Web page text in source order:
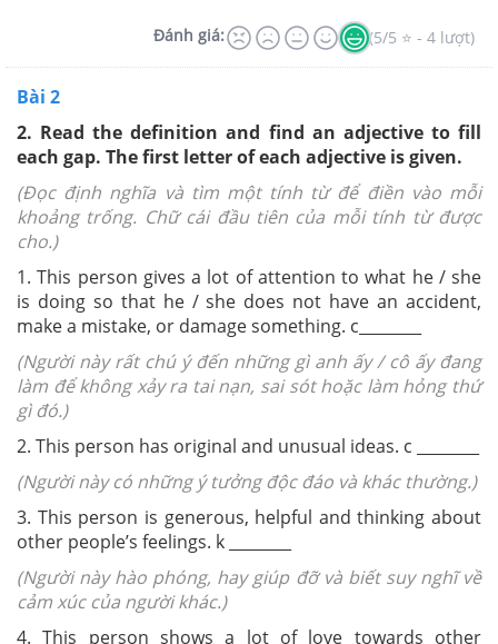
Đánh giá: (5/5 ⭐ - 4 lượt)
Bài 2
2. Read the definition and find an adjective to fill
each gap. The first letter of each adjective is given.
(Đọc định nghĩa và tìm một tính từ để điền vào mỗi
khoảng trống. Chữ cái đầu tiên của mỗi tính từ được
cho.)
1. This person gives a lot of attention to what he / she
is doing so that he / she does not have an accident,
make a mistake, or damage something. c________
(Người này rất chú ý đến những gì anh ấy / cô ấy đang
làm để không xảy ra tai nạn, sai sót hoặc làm hỏng thứ
gì đó.)
2. This person has original and unusual ideas. c ________
(Người này có những ý tưởng độc đáo và khác thường.)
3. This person is generous, helpful and thinking about
other people’s feelings. k ________
(Người này hào phóng, hay giúp đỡ và biết suy nghĩ về
cảm xúc của người khác.)
4. This person shows a lot of love towards other